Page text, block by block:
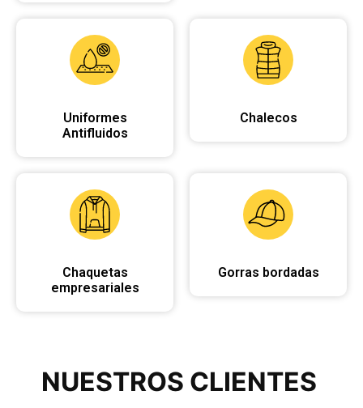
Uniformes
Antifluidos
Chalecos
Chaquetas
empresariales
Gorras bordadas
NUESTROS CLIENTES